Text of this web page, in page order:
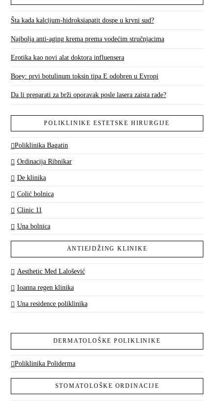
Šta kada kalcijum-hidroksiapatit dospe u krvni sud?
Najbolja anti-aging krema prema vodećim stručnjacima
Erotika kao novi alat doktora influensera
Boey: prvi botulinum toksin tipa E odobren u Evropi
Da li preparati za brži oporavak posle lasera zaista rade?
POLIKLINIKE ESTETSKE HIRURGIJE
Poliklinika Bagatin
Ordinacija Ribnikar
De klinika
Colić bolnica
Clinic 11
Una bolnica
ANTIEJDŽING KLINIKE
Aesthetic Med Lalošević
Ioanna regen klinika
Una residence poliklinika
DERMATOLOŠKE POLIKLINIKE
Poliklinika Poliderma
STOMATOLOŠKE ORDINACIJE